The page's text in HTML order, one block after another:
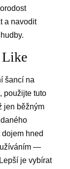
a navodit
Like
šancí na
použijte tuto
jen běžným
hned
—
je vybírat